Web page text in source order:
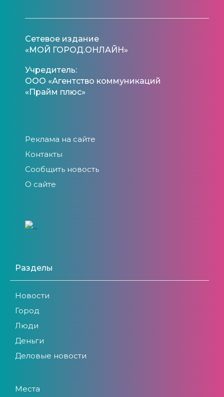
Сетевое издание
«МОЙ ГОРОД.ОНЛАЙН»
Учредитель:
ООО «Агентство коммуникаций
«Прайм плюс»
Реклама на сайте
Контакты
Сообщить новость
О сайте
Разделы
Новости
Город
Люди
Деньги
Деловые новости
Места